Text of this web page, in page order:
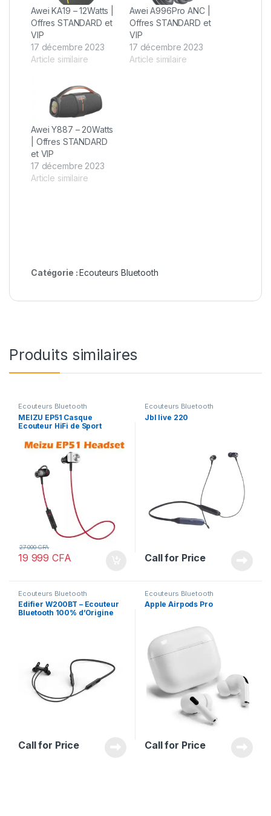
Awei KA19 – 12Watts |
Offres STANDARD et
VIP
17 décembre 2023
Article similaire
Awei A996Pro ANC |
Offres STANDARD et
VIP
17 décembre 2023
Article similaire
Awei Y887 – 20Watts
| Offres STANDARD
et VIP
17 décembre 2023
Article similaire
Catégorie :Ecouteurs Bluetooth
Produits similaires
Ecouteurs Bluetooth
MEIZU EP51 Casque
Ecouteur HiFi de Sport
Amour
19 999CFA
27 000CFA
Ecouteurs Bluetooth
Jbl live 220
Call for Price
Ecouteurs Bluetooth
Edifier W200BT – Ecouteur
Bluetooth 100% d’Origine
Call for Price
Ecouteurs Bluetooth
Apple Airpods Pro
Call for Price